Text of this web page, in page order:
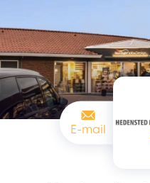
E-mail